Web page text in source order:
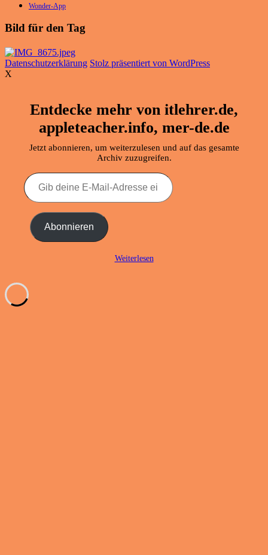
Wonder-App
Bild für den Tag
Datenschutzerklärung Stolz präsentiert von WordPress
X
Entdecke mehr von itlehrer.de,
appleteacher.info, mer-de.de
Jetzt abonnieren, um weiterzulesen und auf das gesamte
Archiv zuzugreifen.
Gib
deine
E-
Adresse
ein ... Abonnieren
Weiterlesen